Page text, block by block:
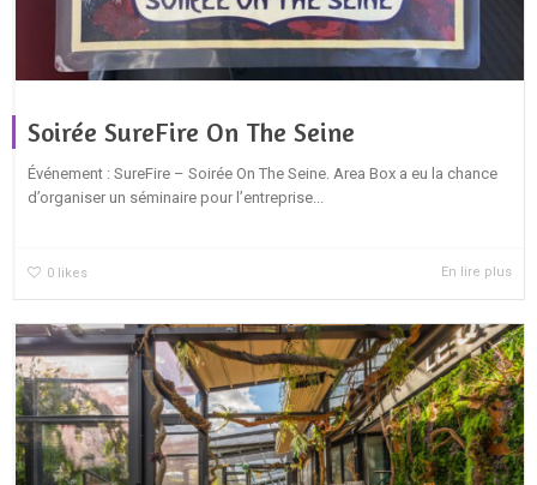
Soirée SureFire On The Seine
Événement : SureFire – Soirée On The Seine. Area Box a eu la chance
d’organiser un séminaire pour l’entreprise...
0 likes En lire plus